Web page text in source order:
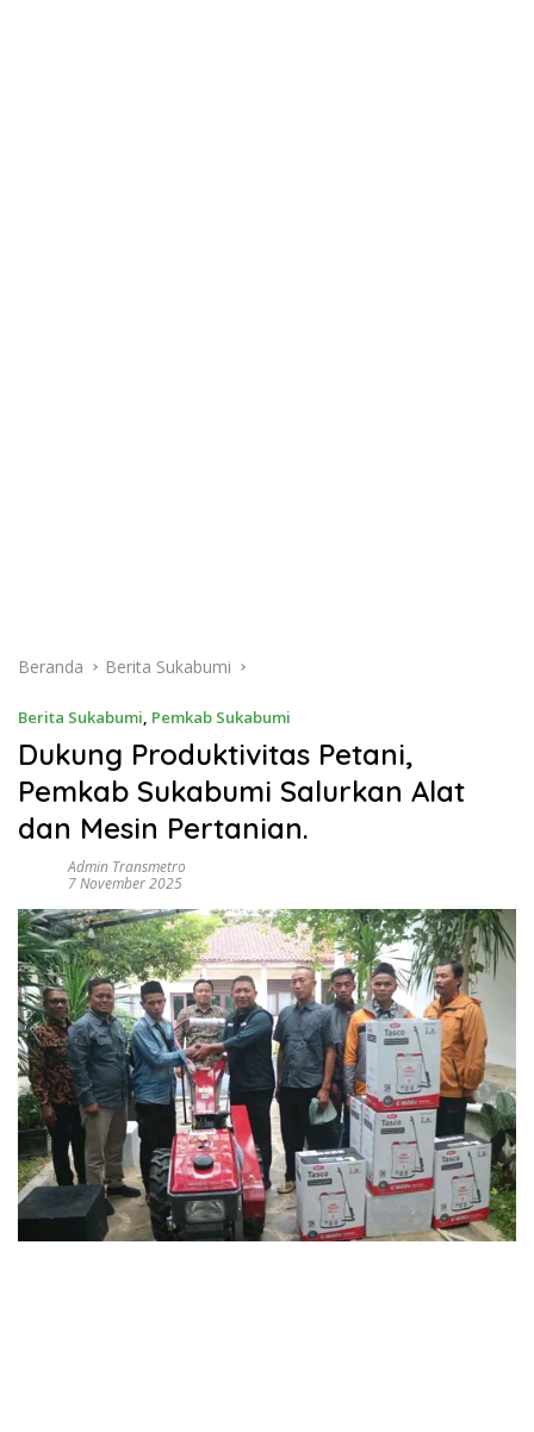
Beranda Berita Sukabumi
Berita Sukabumi, Pemkab Sukabumi
Dukung Produktivitas Petani,
Pemkab Sukabumi Salurkan Alat
dan Mesin Pertanian.
Admin Transmetro
7 November 2025